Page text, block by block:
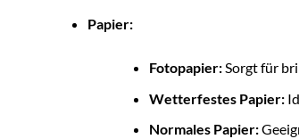
Papier:
Fotopapier:Sorgt für
Wetterfestes Papier:
Normales Papier: